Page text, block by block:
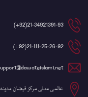
21-34921391-93(92+)
21-111-25-26-92(92+)
عالمی مدنی مرکز فیضان